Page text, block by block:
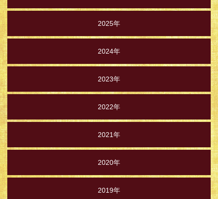
2025年
2024年
2023年
2022年
2021年
2020年
2019年